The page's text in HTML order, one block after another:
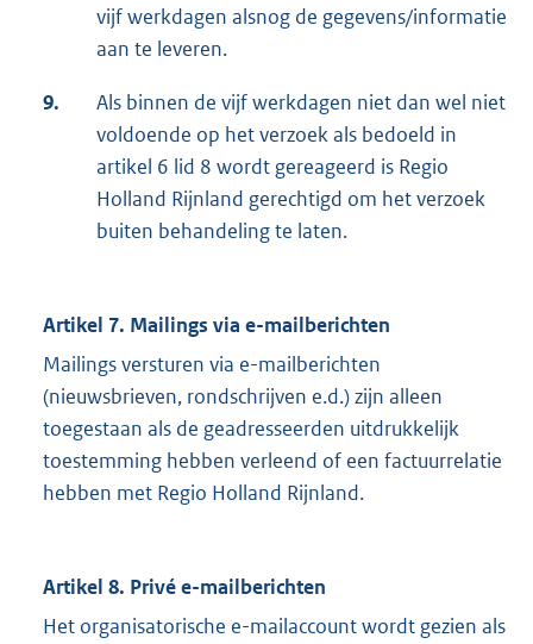
vijf werkdagen alsnog de gegevens/informatie
aan te leveren.
9.
Als binnen de vijf werkdagen niet dan wel niet
voldoende op het verzoek als bedoeld in
artikel 6 lid 8 wordt gereageerd is Regio
Holland Rijnland gerechtigd om het verzoek
buiten behandeling te laten.
Artikel 7. Mailings via e-mailberichten
Mailings versturen via e-mailberichten
(nieuwsbrieven, rondschrijven e.d.) zijn alleen
toegestaan als de geadresseerden uitdrukkelijk
toestemming hebben verleend of een factuurrelatie
hebben met Regio Holland Rijnland.
Artikel 8. Privé e-mailberichten
Het organisatorische e-mailaccount wordt gezien als